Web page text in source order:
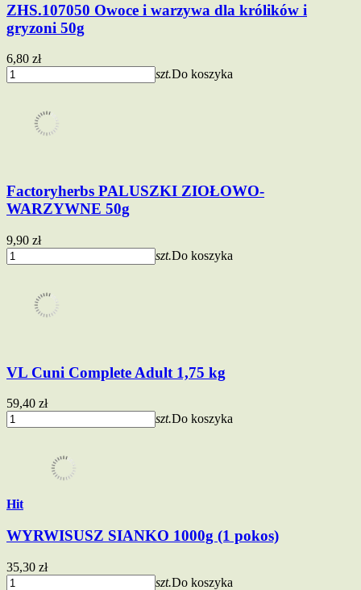
ZHS.107050 Owoce i warzywa dla królików i
gryzoni 50g
6,80 zł
szt.Do koszyka
Factoryherbs PALUSZKI ZIOŁOWO-
WARZYWNE 50g
9,90 zł
szt.Do koszyka
VL Cuni Complete Adult 1,75 kg
59,40 zł
szt.Do koszyka
Hit
WYRWISUSZ SIANKO 1000g (1 pokos)
35,30 zł
szt.Do koszyka